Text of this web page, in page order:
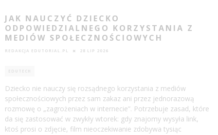
JAK NAUCZYĆ DZIECKO
ODPOWIEDZIALNEGO KORZYSTANIA Z
MEDIÓW SPOŁECZNOŚCIOWYCH
REDAKCJA EDUTORIAL.PL 28 LIP 2026
EDUTECH
Dziecko nie nauczy się rozsądnego korzystania z mediów
społecznościowych przez sam zakaz ani przez jednorazową
rozmowę o „zagrożeniach w internecie”. Potrzebuje zasad, które
da się zastosować w zwykły wtorek: gdy znajomy wysyła link,
ktoś prosi o zdjęcie, film nieoczekiwanie zdobywa tysiąc